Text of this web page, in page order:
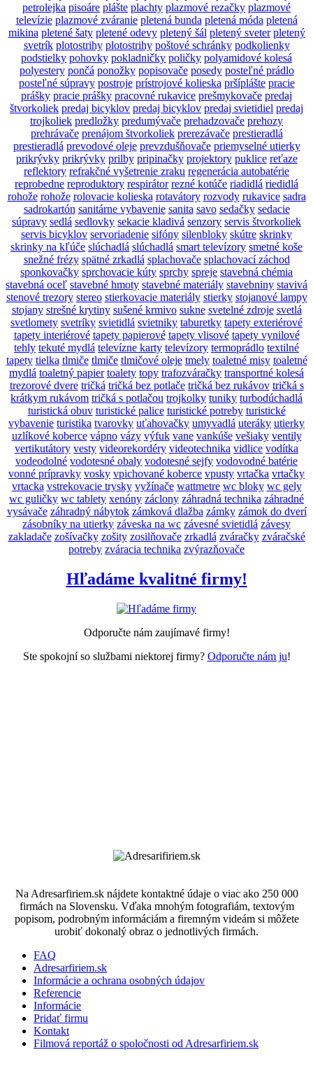
petrolejka pisoáre plášte plachty plazmové rezačky plazmové
televízie plazmové zváranie pletená bunda pletená móda pletená
mikina pletené šaty pletené odevy pletený šál pletený sveter pletený
svetrík plotostrihy plotostrihy poštové schránky podkolienky
podstielky pohovky pokladničky poličky polyamidové kolesá
polyestery pončá ponožky popisovače posedy posteľné prádlo
posteľné súpravy postroje prístrojové kolieska pršíplášte pracie
prášky pracie prášky pracovné rukavice prešmykovače predaj
štvorkoliek predaj bicyklov predaj bicyklov predaj svietidiel predaj
trojkoliek predložky predumývače prehadzovače prehozy
prehrávače prenájom štvorkoliek prerezávače prestieradlá
prestieradlá prevodové oleje prevzdušňovače priemyselné utierky
prikrývky prikrývky prilby pripinačky projektory puklice reťaze
reflektory refrakčné vyšetrenie zraku regenerácia autobatérie
reprobedne reproduktory respirátor rezné kotúče riadidlá riedidlá
rohože rohože rolovacie kolieska rotavátory rozvody rukavice sadra
sadrokartón sanitárne vybavenie sanita savo sedačky sedacie
súpravy sedlá sedlovky sekacie kladivá senzory servis štvorkoliek
servis bicyklov servoriadenie sifóny silenbloky skútre skrinky
skrinky na kľúče slúchadlá slúchadlá smart televízory smetné koše
snežné frézy spätné zrkadlá splachovače splachovací záchod
sponkovačky sprchovacie kúty sprchy spreje stavebná chémia
stavebná oceľ stavebné hmoty stavebné materiály stavebniny stavivá
stenové trezory stereo stierkovacie materiály stierky stojanové lampy
stojany strešné krytiny sušené krmivo sukne svetelné zdroje svetlá
svetlomety svetríky svietidlá svietniky taburetky tapety exteriérové
tapety interiérové tapety papierové tapety vlisové tapety vynilové
tehly tekuté mydlá televízne karty televízory termoprádlo textilné
tapety tielka tlmiče tlmiče tlmičové oleje tmely toaletné misy toaletné
mydlá toaletný papier toalety topy trafozváračky transportné kolesá
trezorové dvere tričká tričká bez potlače tričká bez rukávov tričká s
krátkym rukávom tričká s potlačou trojkolky tuniky turbodúchadlá
turistická obuv turistické palice turistické potreby turistické
vybavenie turistika tvarovky uťahovačky umyvadlá uteráky utierky
uzlíkové koberce vápno vázy výfuk vane vankúše vešiaky ventily
vertikutátory vesty videorekordéry videotechnika vidlice vodítka
vodeodolné vodotesné obaly vodotesné sejfy vodovodné batérie
vonné prípravky vosky vpichované koberce vpusty vrtačka vrtačky
vrtacka vstrekovacie trysky vyžínače wattmetre wc bloky wc gely
wc guličky wc tablety xenóny záclony záhradná technika záhradné
vysávače záhradný nábytok zámková dlažba zámky zámok do dverí
zásobníky na utierky záveska na wc závesné svietidlá závesy
zakladače zošívačky zošity zosilňovače zrkadlá zváračky zváračské
potreby zváracia technika zvýrazňovače
Hľadáme kvalitné firmy!
Odporučte nám zaujímavé firmy!
Ste spokojní so službami niektorej firmy? Odporučte nám ju!
Na Adresarfiriem.sk nájdete kontaktné údaje o viac ako 250 000
firmách na Slovensku. Vďaka mnohým fotografiám, textovým
popisom, podrobným informáciám a firemným videám si môžete
urobiť dokonalý obraz o jednotlivých firmách.
FAQ
Adresarfiriem.sk
Informácie a ochrana osobných údajov
Referencie
Informácie
Pridať firmu
Kontakt
Filmová reportáž o spoločnosti od Adresarfiriem.sk